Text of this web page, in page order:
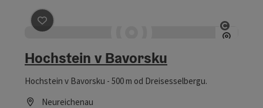
otevřít
Označit příspěvek
Hochstein v Bavorsku
Hochstein v Bavorsku - 500 m od Dreisesselbergu.
Neureichenau